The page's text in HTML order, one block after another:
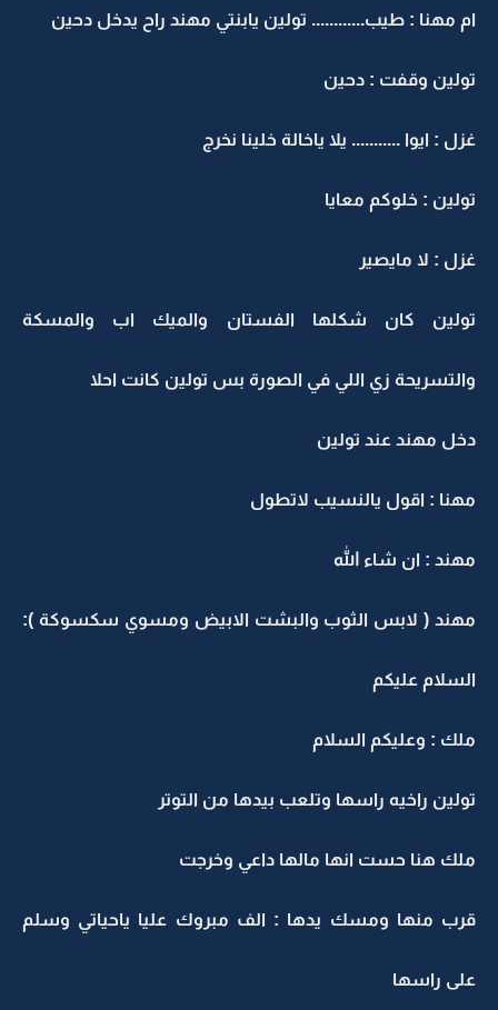
ام مهنا : طيب............ تولين يابنتي مهند راح يدخل دحين
تولين وقفت : دحين
غزل : ايوا ........... يلا ياخالة خلينا نخرج
تولين : خلوكم معايا
غزل : لا مايصير
تولين كان شكلها الفستان والميك اب والمسكة
والتسريحة زي اللي في الصورة بس تولين كانت احلا
دخل مهند عند تولين
مهنا : اقول يالنسيب لاتطول
مهند : ان شاء الله
مهند ( لابس الثوب والبشت الابيض ومسوي سكسوكة ):
السلام عليكم
ملك : وعليكم السلام
تولين راخيه راسها وتلعب بيدها من التوتر
ملك هنا حست انها مالها داعي وخرجت
قرب منها ومسك يدها : الف مبروك عليا ياحياتي وسلم
على راسها